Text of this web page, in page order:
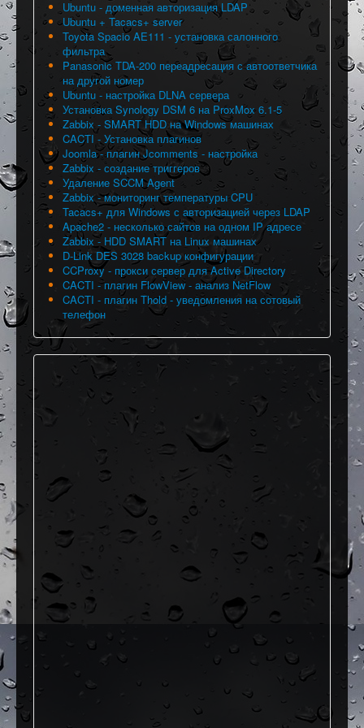
Ubuntu - доменная авторизация LDAP
Ubuntu + Tacacs+ server
Toyota Spacio AE111 - установка салонного
фильтра
Panasonic TDA-200 переадресация с автоответчика
на другой номер
Ubuntu - настройка DLNA сервера
Установка Synology DSM 6 на ProxMox 6.1-5
Zabbix - SMART HDD на Windows машинах
CACTI - Установка плагинов
Joomla - плагин Jcomments - настройка
Zabbix - создание триггеров
Удаление SCCM Agent
Zabbix - мониторинг температуры CPU
Tacacs+ для Windows с авторизацией через LDAP
Apache2 - несколько сайтов на одном IP адресе
Zabbix - HDD SMART на Linux машинах
D-Link DES 3028 backup конфигурации
CCProxy - прокси сервер для Active Directory
CACTI - плагин FlowView - анализ NetFlow
CACTI - плагин Thold - уведомления на сотовый
телефон